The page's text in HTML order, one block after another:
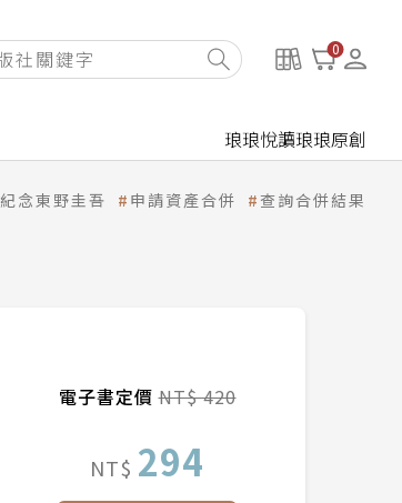
0
琅琅悅讀琅琅原創
紀念東野圭吾 申請資產合併 查詢合併結果
電子書定價NT$ 420
NT$ 294